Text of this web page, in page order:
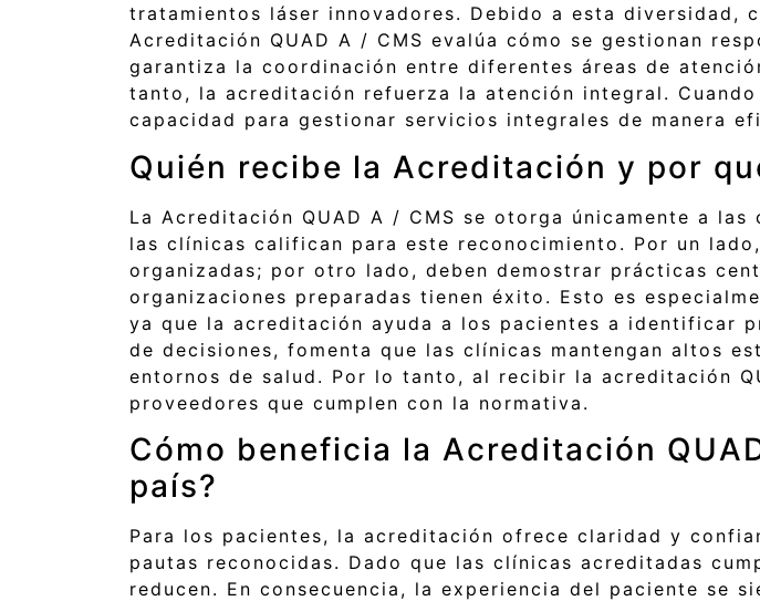
tratamientos láser innovadores. Debido a esta diversidad,
Acreditación QUAD A / CMS evalúa cómo se gestionan
garantiza la coordinación entre diferentes áreas de
tanto, la acreditación refuerza la atención integral.
capacidad para gestionar servicios integrales de manera
Quién recibe la Acreditación y por
La Acreditación QUAD A / CMS se otorga únicamente a
las clínicas califican para este reconocimiento. Por un
organizadas; por otro lado, deben demostrar prácticas
organizaciones preparadas tienen éxito. Esto es
ya que la acreditación ayuda a los pacientes a identificar
de decisiones, fomenta que las clínicas mantengan altos
entornos de salud. Por lo tanto, al recibir la acreditación
proveedores que cumplen con la normativa.
Cómo beneficia la Acreditación
país?
Para los pacientes, la acreditación ofrece claridad y
pautas reconocidas. Dado que las clínicas acreditadas
reducen. En consecuencia, la experiencia del paciente se